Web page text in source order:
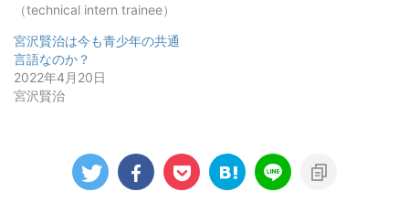
（technical intern trainee）
宮沢賢治は今も青少年の共通
言語なのか？
2022年4月20日
宮沢賢治